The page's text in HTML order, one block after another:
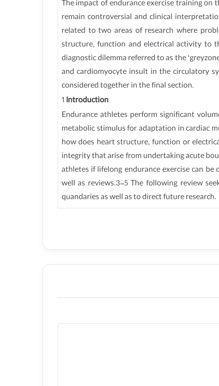
The impact of endurance exercise training
remain controversial and clinical
related to two areas of research where
structure, function and electrical activity to
diagnostic dilemma referred to as the
and cardiomyocyte insult in the circulatory
considered together in the final section.
1 Introduction
Endurance athletes perform significant
metabolic stimulus for adaptation in cardiac
how does heart structure, function or
integrity that arise from undertaking acute
athletes if lifelong endurance exercise can be
well as reviews.3–5 The following review
quandaries as well as to direct future research.